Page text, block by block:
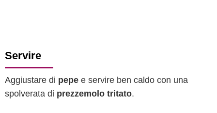
Servire
Aggiustare di pepe e servire ben caldo con una
spolverata di prezzemolo tritato.